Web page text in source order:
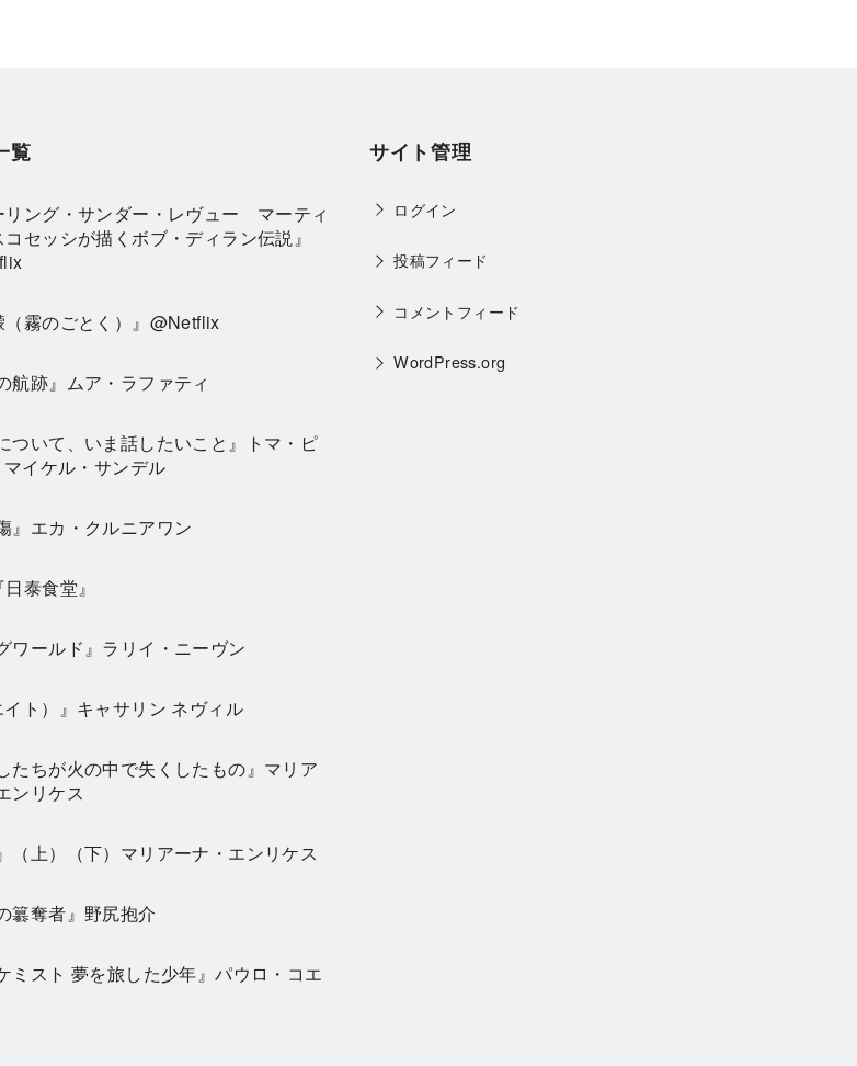
覧
リング・サンダー・レヴュー マーティ
コセッシが描くボブ・ディラン伝説』
（霧のごとく）』@Netflix
航跡』ムア・ラファティ
ついて、いま話したいこと』トマ・ピ
イケル・サンデル
』エカ・クルニアワン
泰食堂』
ワールド』ラリイ・ニーヴン
イト）』キャサリン ネヴィル
たちが火の中で失くしたもの』マリア
ンリケス
（上）（下）マリアーナ・エンリケス
簒奪者』野尻抱介
ミスト 夢を旅した少年』パウロ・コエ
サイト管理
ログイン
投稿フィード
コメントフィード
WordPress.org